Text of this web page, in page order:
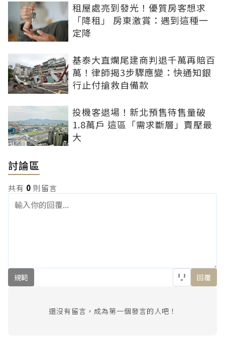
租屋處亮到發光！優質房客想求
「降租」 房東激賞：遇到這種一
定降
基泰大直爛尾建商判退千萬再賠百
萬！律師揭3步驟應變：快通知銀
行止付搶救自備款
投機客退場！新北預售待售量破
1.8萬戶 這區「需求斷層」賣壓最
大
討論區
共有 0 則留言
規範 回覆
還沒有留言，成為第一個發言的人吧！